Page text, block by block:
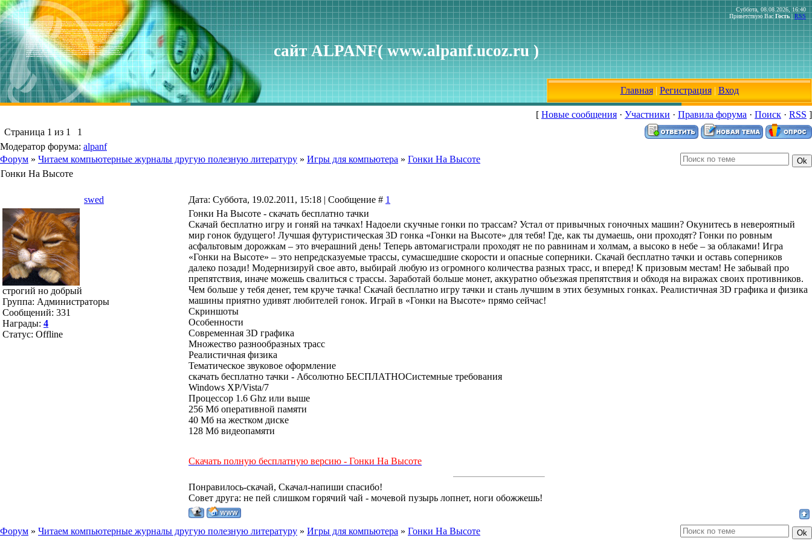
сайт ALPANF( www.alpanf.ucoz.ru )
Суббота, 08.08.2026, 16:40
Приветствую Вас Гость | RSS
Главная| Регистрация| Вход
[ Новые сообщения · Участники · Правила форума · Поиск · RSS ]
Страница 1 из 1
1
Модератор форума: alpanf
Форум » Читаем компьютерные журналы другую полезную литературу » Игры для компьютера » Гонки На Высоте
Гонки На Высоте
swed Дата: Суббота, 19.02.2011, 15:18 | Сообщение # 1
строгий но добрый
Группа: Администраторы
Сообщений: 331
Награды: 4
Статус: Offline
Гонки На Высоте - скачать бесплатно тачки
Скачай бесплатно игру и гоняй на тачках! Надоели скучные гонки по трассам? Устал от привычных гоночных машин? Окунитесь в невероятный
мир гонок будущего! Лучшая футуристическая 3D гонка «Гонки на Высоте» для тебя! Где, как ты думаешь, они проходят? Гонки по ровным
асфальтовым дорожкам – это вчерашний день! Теперь автомагистрали проходят не по равнинам и холмам, а высоко в небе – за облаками! Игра
«Гонки на Высоте» – это непредсказуемые трассы, сумасшедшие скорости и опасные соперники. Скачай бесплатно тачки и оставь соперников
далеко позади! Модернизируй свое авто, выбирай любую из огромного количества разных трасс, и вперед! К призовым местам! Не забывай про
препятствия, иначе можешь свалиться с трассы. Заработай больше монет, аккуратно объезжая препятствия и обходя на виражах своих противников.
Чем больше у тебя денег, тем круче тачка! Скачай бесплатно игру тачки и стань лучшим в этих безумных гонках. Реалистичная 3D графика и физика
машины приятно удивят любителей гонок. Играй в «Гонки на Высоте» прямо сейчас!
Скриншоты
Особенности
Современная 3D графика
Множество разнообразных трасс
Реалистичная физика
Тематическое звуковое оформление
скачать бесплатно тачки - Абсолютно БЕСПЛАТНОСистемные требования
Windows XP/Vista/7
Процессор 1.6 Ghz или выше
256 Мб оперативной памяти
40 Мб на жестком диске
128 Мб видеопамяти
Скачать полную бесплатную версию - Гонки На Высоте
Понравилось-скачай, Скачал-напиши спасибо!
Совет друга: не пей слишком горячий чай - мочевой пузырь лопнет, ноги обожжешь!
Форум » Читаем компьютерные журналы другую полезную литературу » Игры для компьютера » Гонки На Высоте